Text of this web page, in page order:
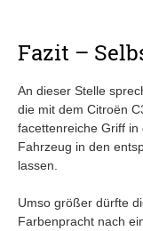
Fazit –
An dieser Stelle
die mit dem Citroën
facettenreiche Griff
Fahrzeug in den
lassen.
Umso größer dürfte
Farbenpracht nach